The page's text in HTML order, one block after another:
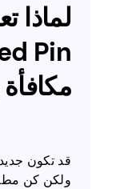
لماذا
Pin
مكافأة
قد تكون
ولكن كن